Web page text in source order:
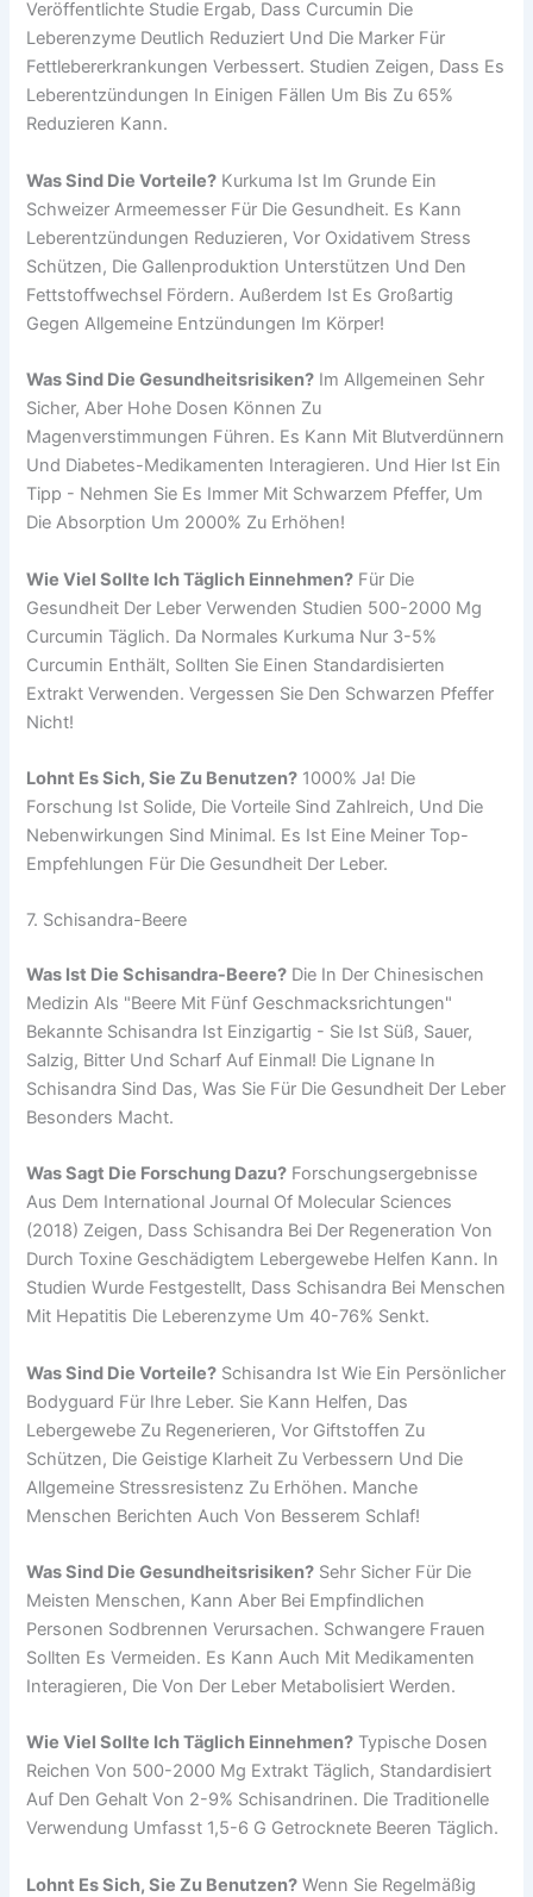
Veröffentlichte Studie Ergab, Dass Curcumin Die
Leberenzyme Deutlich Reduziert Und Die Marker Für
Fettlebererkrankungen Verbessert. Studien Zeigen, Dass Es
Leberentzündungen In Einigen Fällen Um Bis Zu 65%
Reduzieren Kann.
Was Sind Die Vorteile? Kurkuma Ist Im Grunde Ein
Schweizer Armeemesser Für Die Gesundheit. Es Kann
Leberentzündungen Reduzieren, Vor Oxidativem Stress
Schützen, Die Gallenproduktion Unterstützen Und Den
Fettstoffwechsel Fördern. Außerdem Ist Es Großartig
Gegen Allgemeine Entzündungen Im Körper!
Was Sind Die Gesundheitsrisiken? Im Allgemeinen Sehr
Sicher, Aber Hohe Dosen Können Zu
Magenverstimmungen Führen. Es Kann Mit Blutverdünnern
Und Diabetes-Medikamenten Interagieren. Und Hier Ist Ein
Tipp - Nehmen Sie Es Immer Mit Schwarzem Pfeffer, Um
Die Absorption Um 2000% Zu Erhöhen!
Wie Viel Sollte Ich Täglich Einnehmen? Für Die
Gesundheit Der Leber Verwenden Studien 500-2000 Mg
Curcumin Täglich. Da Normales Kurkuma Nur 3-5%
Curcumin Enthält, Sollten Sie Einen Standardisierten
Extrakt Verwenden. Vergessen Sie Den Schwarzen Pfeffer
Nicht!
Lohnt Es Sich, Sie Zu Benutzen? 1000% Ja! Die
Forschung Ist Solide, Die Vorteile Sind Zahlreich, Und Die
Nebenwirkungen Sind Minimal. Es Ist Eine Meiner Top-
Empfehlungen Für Die Gesundheit Der Leber.
7. Schisandra-Beere
Was Ist Die Schisandra-Beere? Die In Der Chinesischen
Medizin Als "Beere Mit Fünf Geschmacksrichtungen"
Bekannte Schisandra Ist Einzigartig - Sie Ist Süß, Sauer,
Salzig, Bitter Und Scharf Auf Einmal! Die Lignane In
Schisandra Sind Das, Was Sie Für Die Gesundheit Der Leber
Besonders Macht.
Was Sagt Die Forschung Dazu? Forschungsergebnisse
Aus Dem International Journal Of Molecular Sciences
(2018) Zeigen, Dass Schisandra Bei Der Regeneration Von
Durch Toxine Geschädigtem Lebergewebe Helfen Kann. In
Studien Wurde Festgestellt, Dass Schisandra Bei Menschen
Mit Hepatitis Die Leberenzyme Um 40-76% Senkt.
Was Sind Die Vorteile? Schisandra Ist Wie Ein Persönlicher
Bodyguard Für Ihre Leber. Sie Kann Helfen, Das
Lebergewebe Zu Regenerieren, Vor Giftstoffen Zu
Schützen, Die Geistige Klarheit Zu Verbessern Und Die
Allgemeine Stressresistenz Zu Erhöhen. Manche
Menschen Berichten Auch Von Besserem Schlaf!
Was Sind Die Gesundheitsrisiken? Sehr Sicher Für Die
Meisten Menschen, Kann Aber Bei Empfindlichen
Personen Sodbrennen Verursachen. Schwangere Frauen
Sollten Es Vermeiden. Es Kann Auch Mit Medikamenten
Interagieren, Die Von Der Leber Metabolisiert Werden.
Wie Viel Sollte Ich Täglich Einnehmen? Typische Dosen
Reichen Von 500-2000 Mg Extrakt Täglich, Standardisiert
Auf Den Gehalt Von 2-9% Schisandrinen. Die Traditionelle
Verwendung Umfasst 1,5-6 G Getrocknete Beeren Täglich.
Lohnt Es Sich, Sie Zu Benutzen? Wenn Sie Regelmäßig